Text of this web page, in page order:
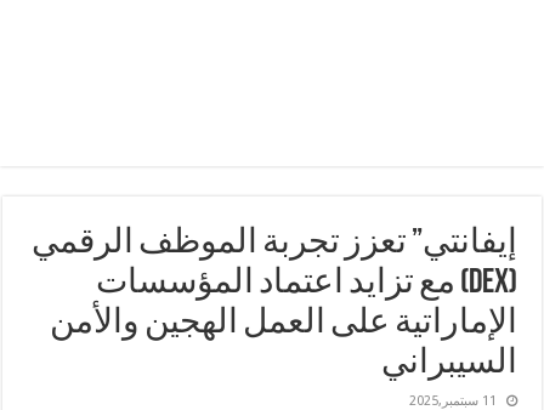
إيفانتي” تعزز تجربة الموظف الرقمي
(DEX) مع تزايد اعتماد المؤسسات
الإماراتية على العمل الهجين والأمن
السيبراني
11 سبتمبر,2025